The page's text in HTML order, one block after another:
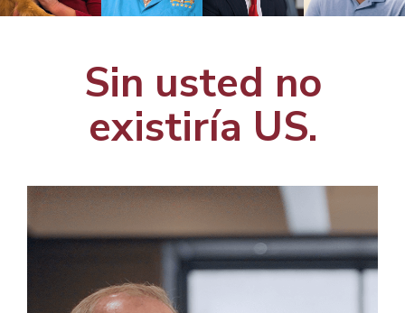
Sin usted no
existiría US.